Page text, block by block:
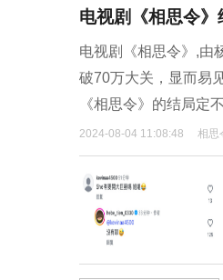
电视剧《相思令
电视剧《相思令》,由
破70万大关，显而易
《相思令》的结局定
2024-08-04 11:08:48 相思